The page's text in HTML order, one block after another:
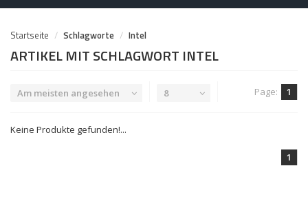
Startseite Schlagworte Intel
ARTIKEL MIT SCHLAGWORT INTEL
Am meisten angesehen 8 Page: 1
Keine Produkte gefunden!...
1